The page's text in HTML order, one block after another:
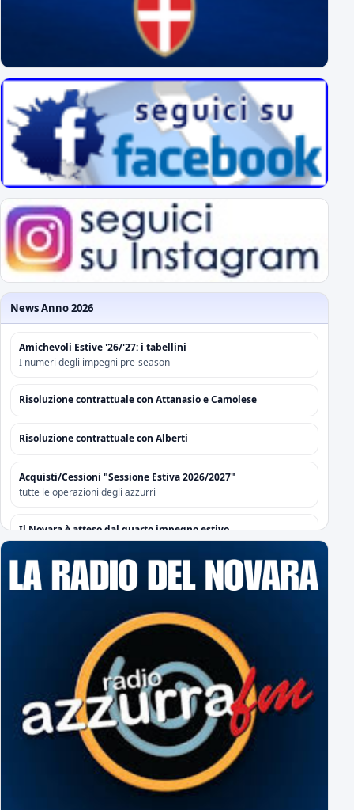
News Anno 2026
Amichevoli Estive '26/'27: i tabellini
I numeri degli impegni pre-season
Risoluzione contrattuale con Attanasio e Camolese
Risoluzione contrattuale con Alberti
Acquisti/Cessioni "Sessione Estiva 2026/2027"
tutte le operazioni degli azzurri
Il Novara è atteso dal quarto impegno estivo
Mercoledì a Chiavari. Tra amichevoli e mercato...
Orari Biglietteria "Silvio Piola"
L'Editoriale Azzurro
a cura di Massimo Barbero
Espugnato Bogliasco: Sampdoria 1 - Novara 2
terzo successo estivo per gli azzurri di Birindelli
Sampdoria-Novara: le formazioni ufficiali!
Assenti Da Graca e Lanini per affaticamento
Primavera: il calendario completo